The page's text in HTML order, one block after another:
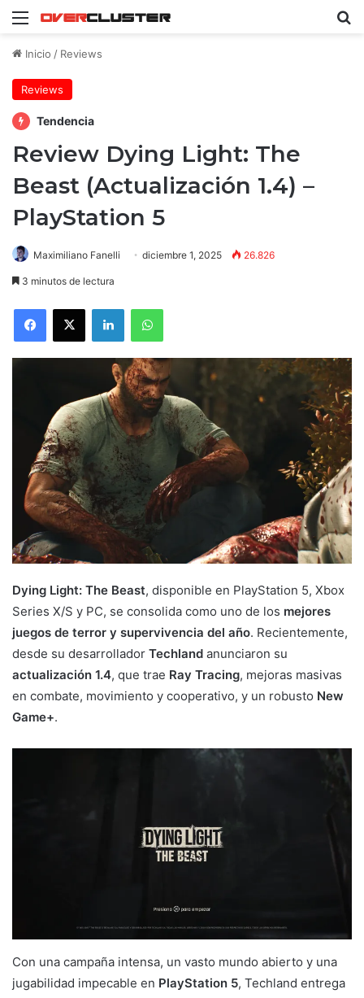
Menú
Inicio / Reviews
Reviews
Tendencia
Review Dying Light: The
Beast (Actualización 1.4) –
PlayStation 5
Maximiliano Fanelli diciembre 1, 2025 26.826
3 minutos de lectura
Facebook
X LinkedInWhatsApp
Dying Light: The Beast, disponible en PlayStation 5, Xbox
Series X/S y PC, se consolida como uno de los mejores
juegos de terror y supervivencia del año. Recientemente,
desde su desarrollador Techland anunciaron su
actualización 1.4, que trae Ray Tracing, mejoras masivas
en combate, movimiento y cooperativo, y un robusto New
Game+.
Con una campaña intensa, un vasto mundo abierto y una
jugabilidad impecable en PlayStation 5, Techland entrega